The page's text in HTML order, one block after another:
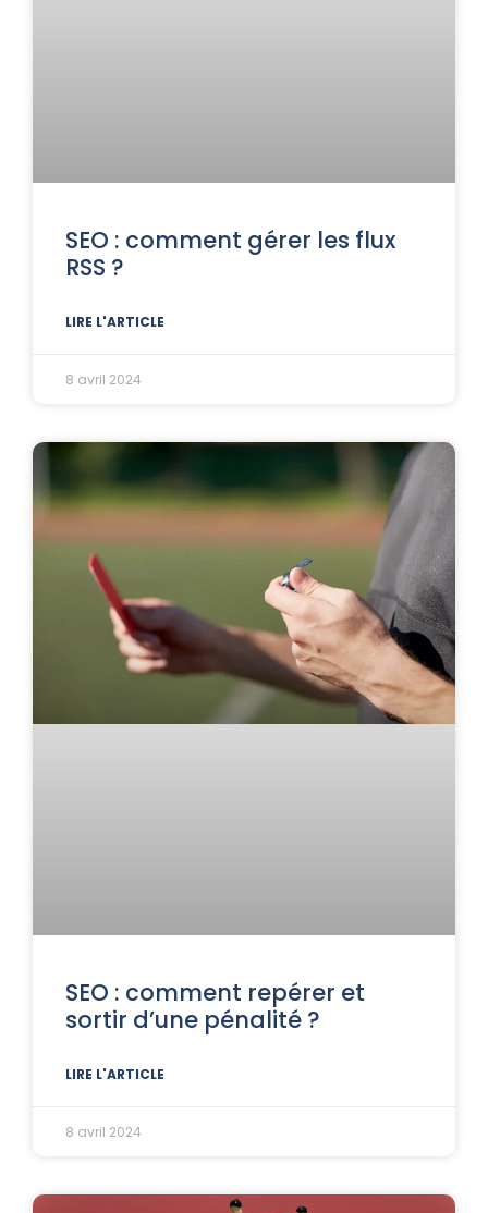
SEO : comment gérer les flux
RSS ?
LIRE L'ARTICLE
8 avril 2024
SEO : comment repérer et
sortir d’une pénalité ?
LIRE L'ARTICLE
8 avril 2024